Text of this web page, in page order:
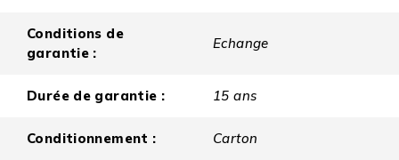
Conditions de
garantie :
Echange
Durée de garantie : 15 ans
Conditionnement : Carton